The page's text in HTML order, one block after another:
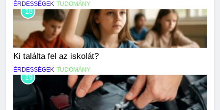
ÉRDESSÉGEK TUDOMÁNY
18
Ki találta fel az iskolát?
ÉRDESSÉGEK TUDOMÁNY
19